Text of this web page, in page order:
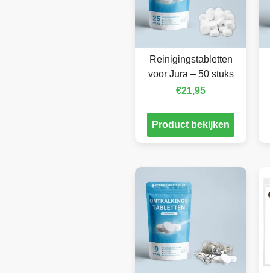
Reinigingstabletten
voor Jura – 50 stuks
€21,95
Product bekijken